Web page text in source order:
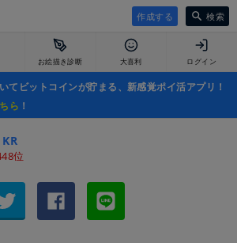
作成する 検索
お絵描き診断 大喜利 ログイン
てビットコインが貯まる、新感覚ポイ活アプリ！
ら ！
位